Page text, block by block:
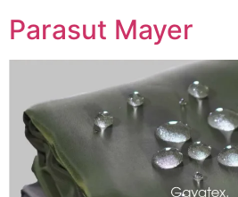
Parasut Mayer